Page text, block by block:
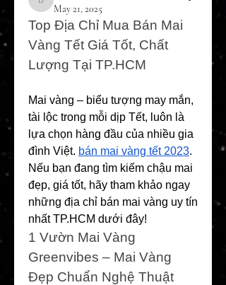
boonsnake3
May 21, 2025
Top Địa Chỉ Mua Bán Mai
Vàng Tết Giá Tốt, Chất
Lượng Tại TP.HCM
Mai vàng – biểu tượng may mắn,
tài lộc trong mỗi dịp Tết, luôn là
lựa chọn hàng đầu của nhiều gia
đình Việt. bán mai vàng tết 2023.
Nếu bạn đang tìm kiếm chậu mai
đẹp, giá tốt, hãy tham khảo ngay
những địa chỉ bán mai vàng uy tín
nhất TP.HCM dưới đây!
1️ Vườn Mai Vàng
Greenvibes – Mai Vàng
Đẹp Chuẩn Nghệ Thuật